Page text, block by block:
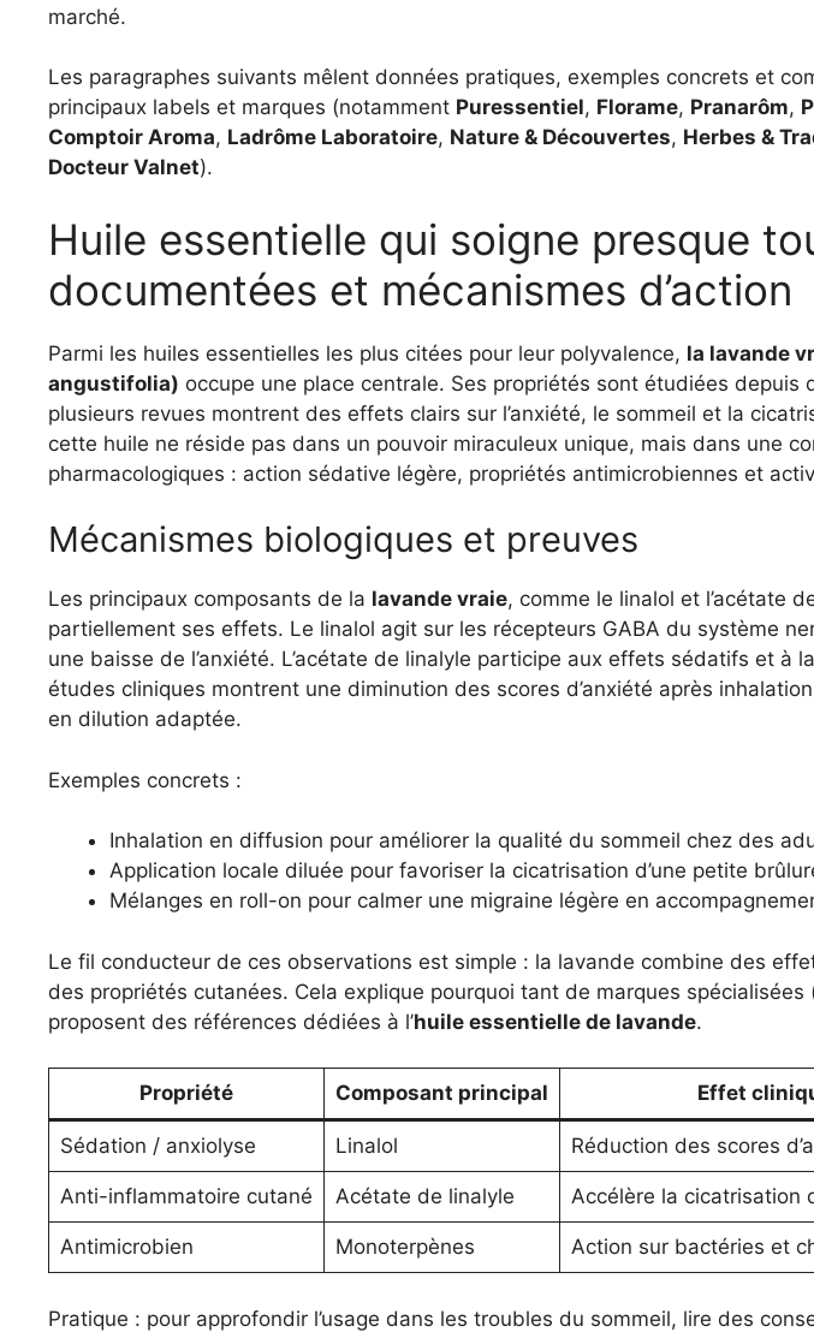
marché.
Les paragraphes suivants mêlent données pratiques, exemples concrets et
principaux labels et marques (notamment Puressentiel, Florame, Pranarôm,
Comptoir Aroma, Ladrôme Laboratoire, Nature & Découvertes, Herbes &
Docteur Valnet).
Huile essentielle qui soigne presque
documentées et mécanismes d’action
Parmi les huiles essentielles les plus citées pour leur polyvalence, la lavande
angustifolia) occupe une place centrale. Ses propriétés sont étudiées depuis
plusieurs revues montrent des effets clairs sur l’anxiété, le sommeil et la
cette huile ne réside pas dans un pouvoir miraculeux unique, mais dans une
pharmacologiques : action sédative légère, propriétés antimicrobiennes et
Mécanismes biologiques et preuves
Les principaux composants de la lavande vraie, comme le linalol et l’acétate
partiellement ses effets. Le linalol agit sur les récepteurs GABA du système
une baisse de l’anxiété. L’acétate de linalyle participe aux effets sédatifs et à
études cliniques montrent une diminution des scores d’anxiété après
en dilution adaptée.
Exemples concrets :
Inhalation en diffusion pour améliorer la qualité du sommeil chez des
Application locale diluée pour favoriser la cicatrisation d’une petite
Mélanges en roll-on pour calmer une migraine légère en
Le fil conducteur de ces observations est simple : la lavande combine des
des propriétés cutanées. Cela explique pourquoi tant de marques spécialisées
proposent des références dédiées à l’huile essentielle de lavande.
Propriété Composant principal Effet
Sédation / anxiolyse Linalol Réduction des scores
Anti-inflammatoire cutané Acétate de linalyle Accélère la cicatrisation
Antimicrobien Monoterpènes Action sur bactéries et
Pratique : pour approfondir l’usage dans les troubles du sommeil, lire des